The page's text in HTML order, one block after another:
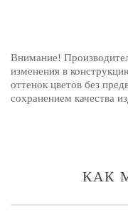
Внимание!
изменения в
оттенок цветов без
сохранением качества
КАК